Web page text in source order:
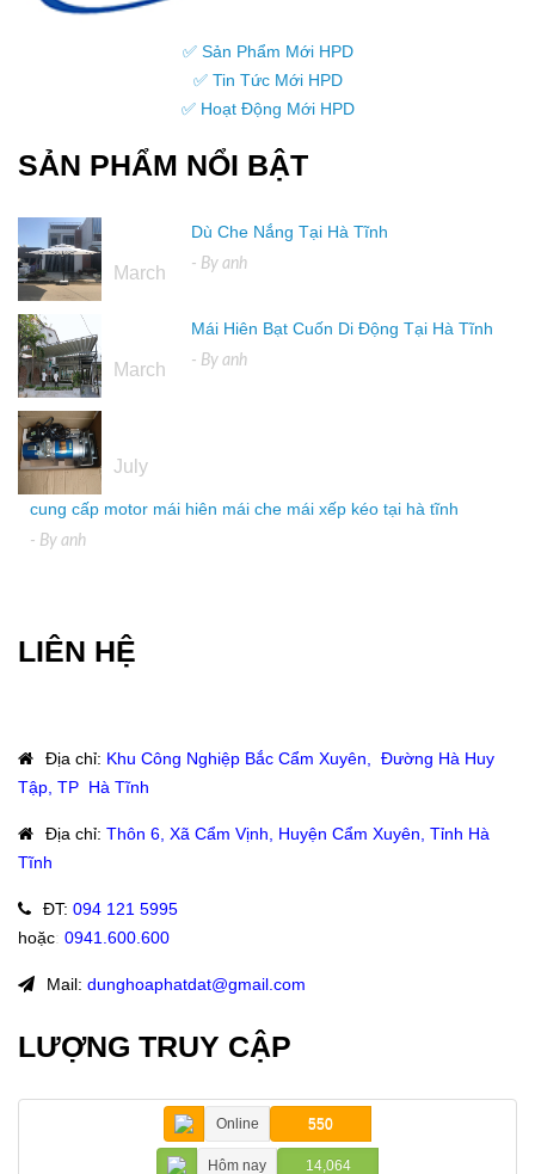
✅ Sản Phẩm Mới HPD
✅ Tin Tức Mới HPD
✅ Hoạt Động Mới HPD
SẢN PHẨM NỔI BẬT
March
Dù Che Nắng Tại Hà Tĩnh
- By anh
March
Mái Hiên Bạt Cuốn Di Động Tại Hà Tĩnh
- By anh
July
cung cấp motor mái hiên mái che mái xếp kéo tại hà tĩnh
- By anh
LIÊN HỆ
Địa chỉ: Khu Công Nghiệp Bắc Cẩm Xuyên, Đường Hà Huy
Tập, TP Hà Tĩnh
Địa chỉ: Thôn 6, Xã Cẩm Vịnh, Huyện Cẩm Xuyên, Tỉnh Hà
Tĩnh
ĐT: 094 121 5995
hoặc: 0941.600.600
Mail: dunghoaphatdat@gmail.com
LƯỢNG TRUY CẬP
Online 550
Hôm nay 14,064